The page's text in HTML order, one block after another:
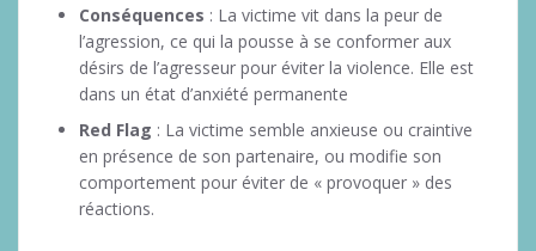
Conséquences : La victime vit dans la peur de
l’agression, ce qui la pousse à se conformer aux
désirs de l’agresseur pour éviter la violence. Elle est
dans un état d’anxiété permanente
Red Flag : La victime semble anxieuse ou craintive
en présence de son partenaire, ou modifie son
comportement pour éviter de « provoquer » des
réactions.